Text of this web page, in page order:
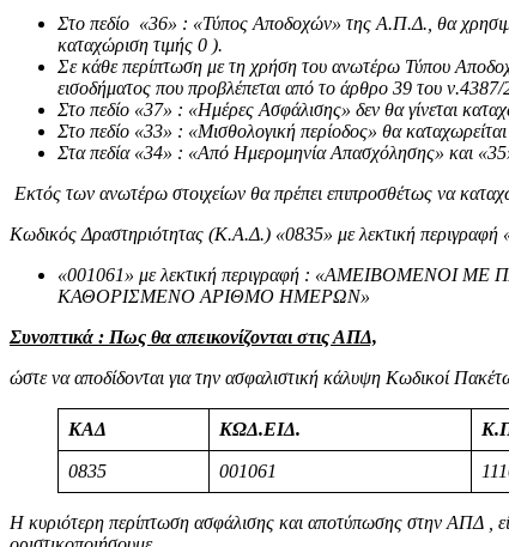
Στο πεδίο «36» : «Τύπος Αποδοχών» της Α.Π.Δ., θα
καταχώριση τιμής 0 ).
Σε κάθε περίπτωση με τη χρήση του ανωτέρω Τύπου
εισοδήματος που προβλέπεται από το άρθρο 39 του ν.4387/
Στο πεδίο «37» : «Ημέρες Ασφάλισης» δεν θα γίνεται
Στο πεδίο «33» : «Μισθολογική περίοδος» θα
Στα πεδία «34» : «Από Ημερομηνία Απασχόλησης» και
Εκτός των ανωτέρω στοιχείων θα πρέπει επιπροσθέτως να
Κωδικός Δραστηριότητας (Κ.Α.Δ.) «0835» με λεκτική
«001061» με λεκτική περιγραφή :
ΚΑΘΟΡΙΣΜΕΝΟ ΑΡΙΘΜΟ ΗΜΕΡΩΝ»
Συνοπτικά : Πως θα απεικονίζονται στις ΑΠΔ,
ώστε να αποδίδονται για την ασφαλιστική κάλυψη Κωδικοί
ΚΑΔ ΚΩΔ.ΕΙΔ.
0835 001061
Η κυριότερη περίπτωση ασφάλισης και αποτύπωσης στην ΑΠΔ ,